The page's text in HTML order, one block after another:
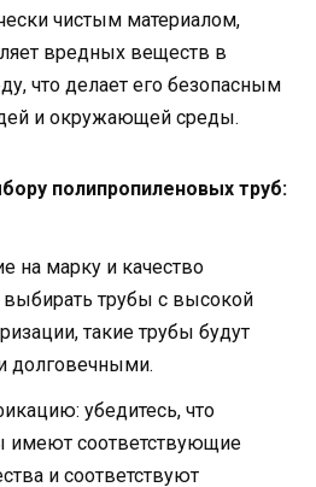
чистым материалом,
вредных веществ в
что делает его безопасным
и окружающей среды.
полипропиленовых труб:
на марку и качество
выбирать трубы с высокой
такие трубы будут
долговечными.
убедитесь, что
имеют соответствующие
и соответствуют